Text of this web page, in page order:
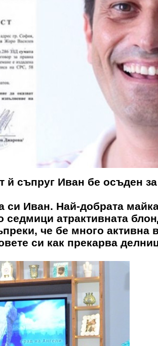
й съпруг Иван бе осъден за
си Иван. Най-добрата
седмици атрактивната
че бе много активна в
си как прекарва